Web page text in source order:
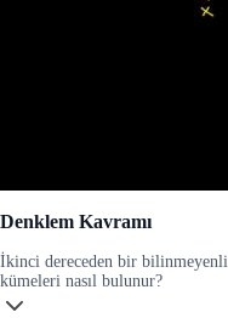
Denklem Kavramı
İkinci dereceden bir
kümeleri nasıl bulunur?